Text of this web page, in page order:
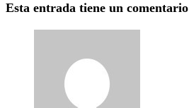
Esta entrada tiene un comentario